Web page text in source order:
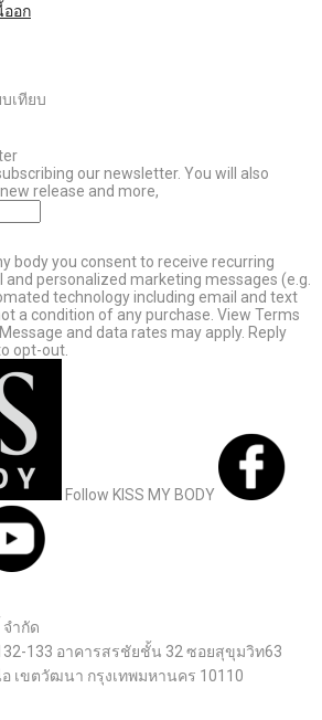
อก
เทียบ
our newsletter. You will also
release and more,
body you consent to receive recurring
personalized marketing messages (e.g.
technology including email and text
a condition of any purchase. View Terms
and data rates may apply. Reply
opt-out.
Follow KISS MY BODY
ำกัด
133 อาคารสรชัยชั้น 32 ซอยสุขุมวิท63
เขตวัฒนา กรุงเทพมหานคร 10110